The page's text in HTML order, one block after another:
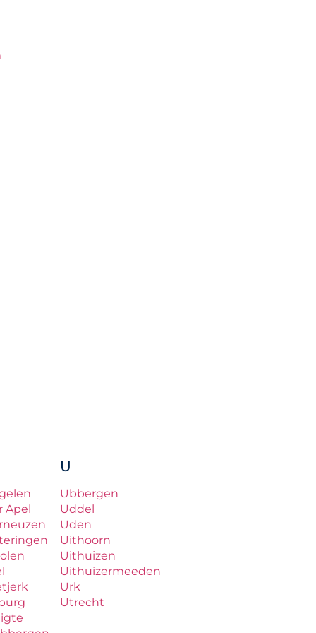
Apel
U
Ubbergen
Uddel
Uden
Uithoorn
Uithuizen
Uithuizermeeden
Urk
Utrecht